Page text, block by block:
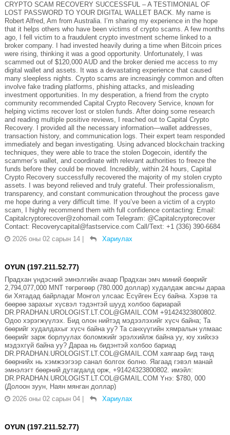
CRYPTO SCAM RECOVERY SUCCESSFUL – A TESTIMONIAL OF
LOST PASSWORD TO YOUR DIGITAL WALLET BACK. My name is
Robert Alfred, Am from Australia. I’m sharing my experience in the hope
that it helps others who have been victims of crypto scams. A few months
ago, I fell victim to a fraudulent crypto investment scheme linked to a
broker company. I had invested heavily during a time when Bitcoin prices
were rising, thinking it was a good opportunity. Unfortunately, I was
scammed out of $120,000 AUD and the broker denied me access to my
digital wallet and assets. It was a devastating experience that caused
many sleepless nights. Crypto scams are increasingly common and often
involve fake trading platforms, phishing attacks, and misleading
investment opportunities. In my desperation, a friend from the crypto
community recommended Capital Crypto Recovery Service, known for
helping victims recover lost or stolen funds. After doing some research
and reading multiple positive reviews, I reached out to Capital Crypto
Recovery. I provided all the necessary information—wallet addresses,
transaction history, and communication logs. Their expert team responded
immediately and began investigating. Using advanced blockchain tracking
techniques, they were able to trace the stolen Dogecoin, identify the
scammer’s wallet, and coordinate with relevant authorities to freeze the
funds before they could be moved. Incredibly, within 24 hours, Capital
Crypto Recovery successfully recovered the majority of my stolen crypto
assets. I was beyond relieved and truly grateful. Their professionalism,
transparency, and constant communication throughout the process gave
me hope during a very difficult time. If you’ve been a victim of a crypto
scam, I highly recommend them with full confidence contacting: Email:
Capitalcryptorecover@zohomail.com Telegram: @Capitalcryptorecover
Contact: Recoverycapital@fastservice.com Call/Text: +1 (336) 390-6684
2026 оны 02 сарын 14
Хариулах
OYUN (197.211.52.77)
Прадхан үндэсний эмнэлгийн ачаар Прадхан эмч миний бөөрийг
2,794,077,000 MNT төгрөгөөр (780.000 доллар) худалдаж авсны дараа
би Хятадад байрладаг Монгол улсаас Есүйген Есү байна. Хэрэв та
бөөрөө зарахыг хүсвэл тэдэнтэй шууд холбоо бариарай
DR.PRADHAN.UROLOGIST.LT.COL@GMAIL.COM +91424323800802.
Одоо хэрэгжүүлэх. Бид олон нийтэд мэдээлэхийг хүсч байна; Та
бөөрийг худалдахыг хүсч байна уу? Та санхүүгийн хямралын улмаас
бөөрийг зарж борлуулах боломжийг эрэлхийлж байна уу, юу хийхээ
мэдэхгүй байна уу? Дараа нь бидэнтэй холбоо бариад
DR.PRADHAN.UROLOGIST.LT.COL@GMAIL.COM хаягаар бид танд
бөөрнийх нь хэмжээгээр санал болгох болно. Яагаад гэвэл манай
эмнэлэгт бөөрний дутагдалд орж, +91424323800802. имэйл:
DR.PRADHAN.UROLOGIST.LT.COL@GMAIL.COM Yнэ: $780, 000
(Долоон зуун, Наян мянган доллар)
2026 оны 02 сарын 04
Хариулах
OYUN (197.211.52.77)